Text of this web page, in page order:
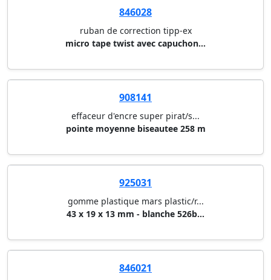
846028
ruban de correction tipp-ex
micro tape twist avec capuchon...
908141
effaceur d'encre super pirat/s...
pointe moyenne biseautee 258 m
925031
gomme plastique mars plastic/r...
43 x 19 x 13 mm - blanche 526b...
846021